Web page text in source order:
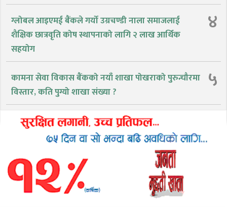
ग्लोबल आइएमई बैंकले गर्यो उग्रचण्डी नाला समाजलाई
शैक्षिक छात्रवृति कोष स्थापनाको लागि २ लाख आर्थिक
सहयोग
४
कामना सेवा विकास बैंकको नयाँ शाखा पोखराको पुरुन्चौरमा
विस्तार, कति पुग्यो शाखा संख्या ?
५